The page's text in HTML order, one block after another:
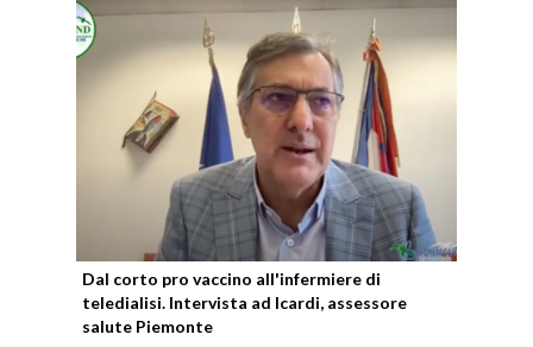
Dal corto pro vaccino all'infermiere di
teledialisi. Intervista ad Icardi, assessore
salute Piemonte